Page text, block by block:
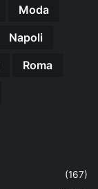
Moda
Napoli
Roma
(167)